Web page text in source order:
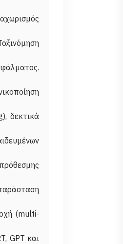
δεκτικά
(multi-
GPT και